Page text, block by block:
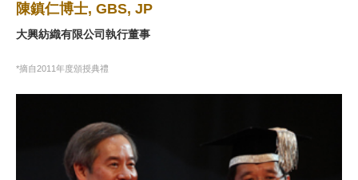
陳鎮仁博士, GBS, JP
大興紡織有限公司執行董事
*摘自2011年度頒授典禮